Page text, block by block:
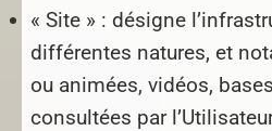
« Site » : désigne
différentes natures, et
ou animées, vidéos,
consultées par